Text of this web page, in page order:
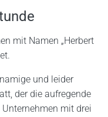
mit Namen „Herbert
und leider
der die aufregende
mit drei